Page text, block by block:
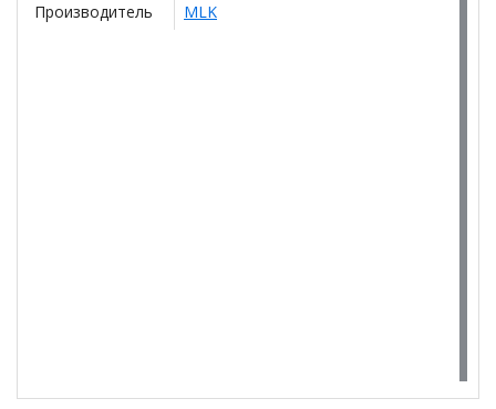
Производитель MLK